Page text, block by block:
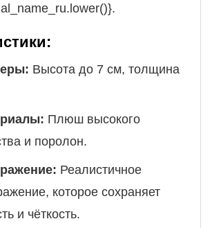
Высота до 7 см, толщина
Плюш высокого
и поролон.
Реалистичное
которое сохраняет
и чёткость.